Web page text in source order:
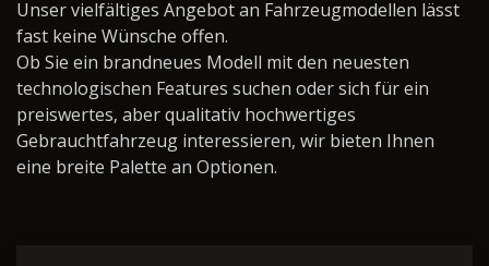
Unser vielfältiges Angebot an Fahrzeugmodellen lässt
fast keine Wünsche offen.
Ob Sie ein brandneues Modell mit den neuesten
technologischen Features suchen oder sich für ein
preiswertes, aber qualitativ hochwertiges
Gebrauchtfahrzeug interessieren, wir bieten Ihnen
eine breite Palette an Optionen.